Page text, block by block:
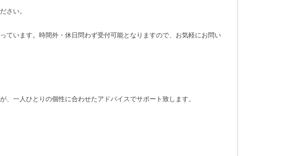
さい。
ています。時間外・休日問わず受付可能となりますので、お気軽にお問い
が、一人ひとりの個性に合わせたアドバイスでサポート致します。